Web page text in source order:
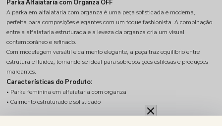
Parka Alfaiataria com Organza OFF
A parka em alfaiataria com organza é uma peça sofisticada e moderna,
perfeita para composições elegantes com um toque fashionista. A combinação
entre a alfaiataria estruturada e a leveza da organza cria um visual
contemporâneo e refinado.
Com modelagem versátil e caimento elegante, a peça traz equilíbrio entre
estrutura e fluidez, tornando-se ideal para sobreposições estilosas e produções
marcantes.
Características do Produto:
• Parka feminina em alfaiataria com organza
• Caimento estruturado e sofisticado
• Detalhes em organza que adicionam leveza ao visual